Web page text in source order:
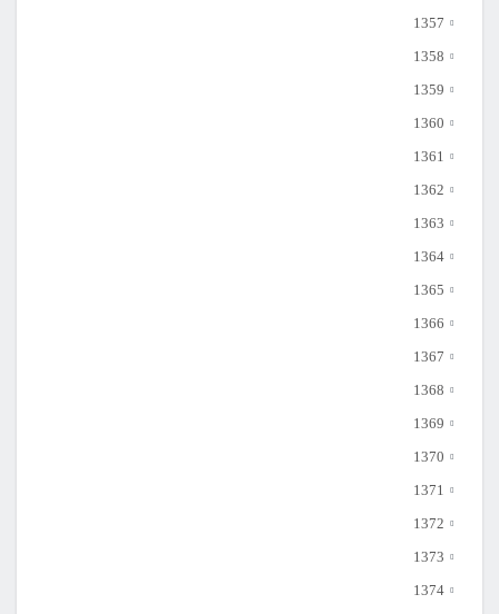
1357
1358
1359
1360
1361
1362
1363
1364
1365
1366
1367
1368
1369
1370
1371
1372
1373
1374